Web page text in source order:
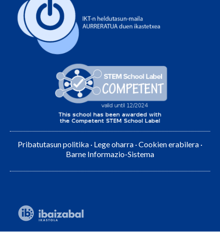
Pribatutasun politika · Lege oharra ·Cookien erabilera ·
Barne Informazio-Sistema